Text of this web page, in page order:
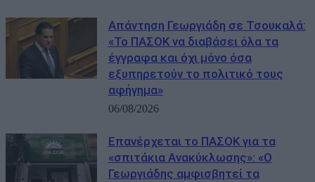
Απάντηση Γεωργιάδη σε Τσουκαλά:
«Το ΠΑΣΟΚ να διαβάσει όλα τα
έγγραφα και όχι μόνο όσα
εξυπηρετούν το πολιτικό τους
αφήγημα»
06/08/2026
Επανέρχεται το ΠΑΣΟΚ για τα
«σπιτάκια Ανακύκλωσης»: «Ο
Γεωργιάδης αμφισβητεί τα